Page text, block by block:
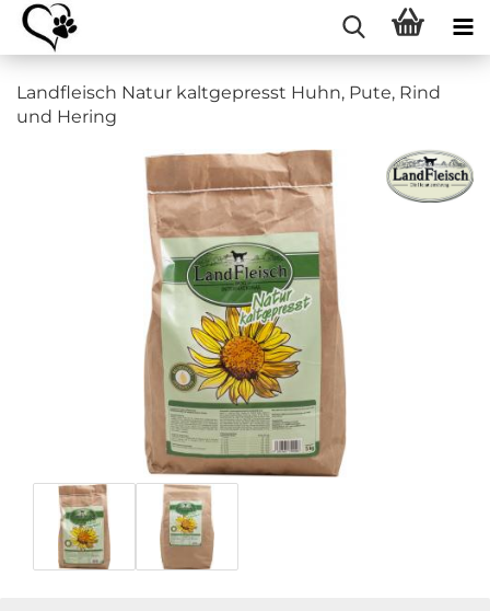
Landfleisch Natur kaltgepresst Huhn, Pute, Rind
und Hering